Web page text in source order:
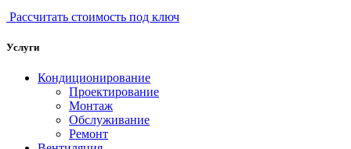
Рассчитать стоимость под ключ
Услуги
Кондиционирование
Проектирование
Монтаж
Обслуживание
Ремонт